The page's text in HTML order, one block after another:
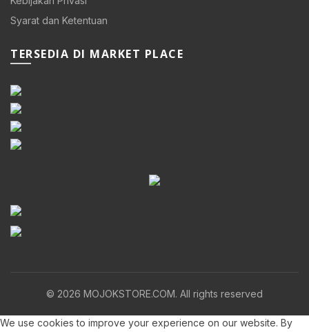
Syarat dan Ketentuan
TERSEDIA DI MARKET PLACE
© 2026 MOJOKSTORE.COM. All rights reserved
We use cookies to improve your experience on our website. By